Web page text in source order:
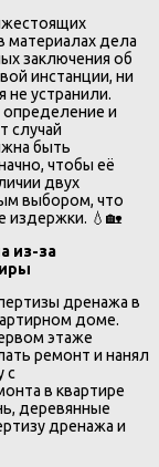
материалах дела
заключения об
инстанции, ни
не устранили.
и
случай
быть
чтобы её
двух
выбором, что
издержки. 💧🏡
из-за
дренажа в
доме.
этаже
ремонт и нанял
с
в квартире
деревянные
дренажа и